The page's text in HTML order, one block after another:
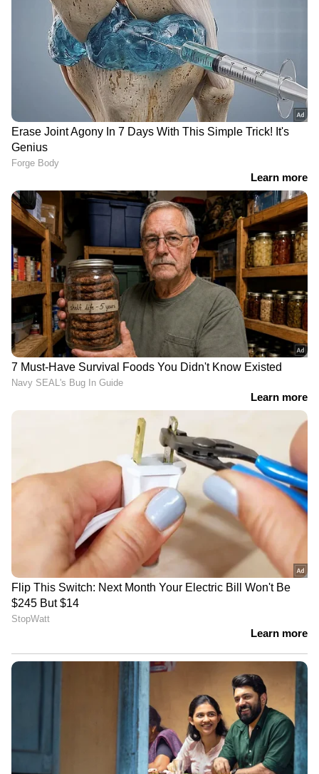
കസ്റ്റമർ സപ്പോർട്ട് തുടങ്ങിയ സേവനങ്ങൾ
ഇതിൽ ഉൾപ്പെടും. സോഷ്യൽ മീഡിയ
പ്ലാറ്റ്ഫോമുകൾ ഉപയോഗിക്കുന്ന രീതിയിൽ
വലിയ മാറ്റങ്ങൾ വരുത്താൻ മെറ്റയുടെ പുതിയ
നീക്കങ്ങൾക്ക് സാധ്യതയുണ്ട് എന്നാണ്
സാങ്കേതിക വിദഗ്‌ധരുടെ വിലയിരുത്തൽ.
| Arjun Aayanki | Kannur